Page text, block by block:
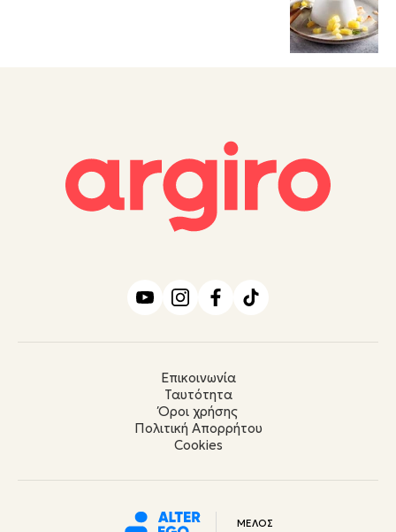
Επικοινωνία
Ταυτότητα
Όροι χρήσης
Πολιτική Απορρήτου
Cookies
ΜΕΛΟΣ